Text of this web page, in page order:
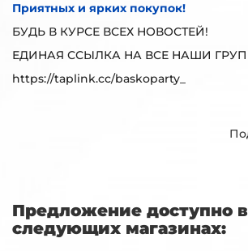
Приятных и ярких покупок!
БУДЬ В КУРСЕ ВСЕХ НОВОСТЕЙ!
ЕДИНАЯ ССЫЛКА НА ВСЕ НАШИ
https://taplink.cc/baskoparty_
Предложение доступно в
следующих магазинах: